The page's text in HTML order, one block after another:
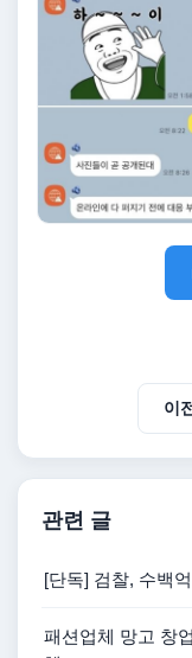
이전
관련 글
[단독] 검찰, 수백
패션업체 망고 창